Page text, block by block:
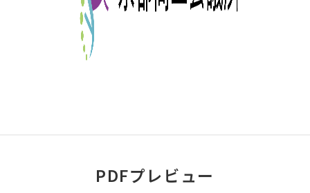
PDFプレビュー